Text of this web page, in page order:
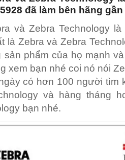
đã làm bên hãng gần
và Zebra Technology
là Zebra và Zebra
sản phẩm của họ mạnh
xem bạn nhé coi nó nói
có hơn 100 người tìm
và hàng tháng
bạn nhé.